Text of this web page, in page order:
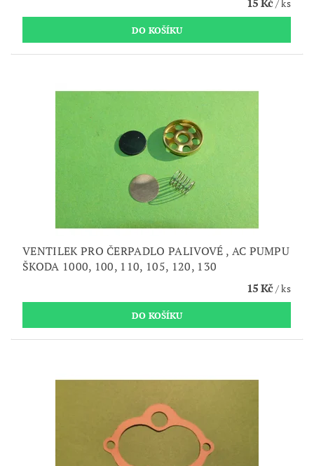
/ ks
VENTILEK PRO ČERPADLO PALIVOVÉ , AC PUMPU
ŠKODA 1000, 100, 110, 105, 120, 130
15 Kč/ ks